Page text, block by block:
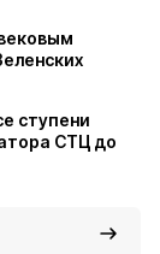
ступени
СТЦ до